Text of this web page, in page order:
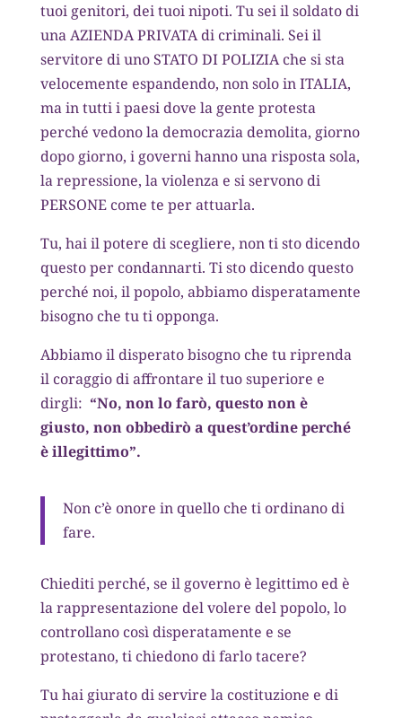
tuoi genitori, dei tuoi nipoti. Tu sei il soldato di
una AZIENDA PRIVATA di criminali. Sei il
servitore di uno STATO DI POLIZIA che si sta
velocemente espandendo, non solo in ITALIA,
ma in tutti i paesi dove la gente protesta
perché vedono la democrazia demolita, giorno
dopo giorno, i governi hanno una risposta sola,
la repressione, la violenza e si servono di
PERSONE come te per attuarla.
Tu, hai il potere di scegliere, non ti sto dicendo
questo per condannarti. Ti sto dicendo questo
perché noi, il popolo, abbiamo disperatamente
bisogno che tu ti opponga.
Abbiamo il disperato bisogno che tu riprenda
il coraggio di affrontare il tuo superiore e
dirgli: “No, non lo farò, questo non è
giusto, non obbedirò a quest’ordine perché
è illegittimo”.
Non c’è onore in quello che ti ordinano di
fare.
Chiediti perché, se il governo è legittimo ed è
la rappresentazione del volere del popolo, lo
controllano così disperatamente e se
protestano, ti chiedono di farlo tacere?
Tu hai giurato di servire la costituzione e di